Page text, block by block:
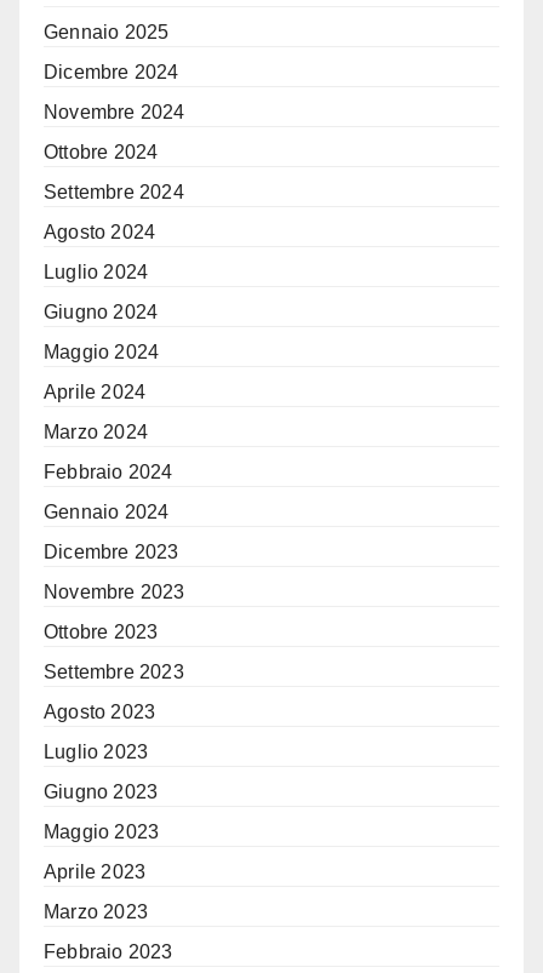
Gennaio 2025
Dicembre 2024
Novembre 2024
Ottobre 2024
Settembre 2024
Agosto 2024
Luglio 2024
Giugno 2024
Maggio 2024
Aprile 2024
Marzo 2024
Febbraio 2024
Gennaio 2024
Dicembre 2023
Novembre 2023
Ottobre 2023
Settembre 2023
Agosto 2023
Luglio 2023
Giugno 2023
Maggio 2023
Aprile 2023
Marzo 2023
Febbraio 2023